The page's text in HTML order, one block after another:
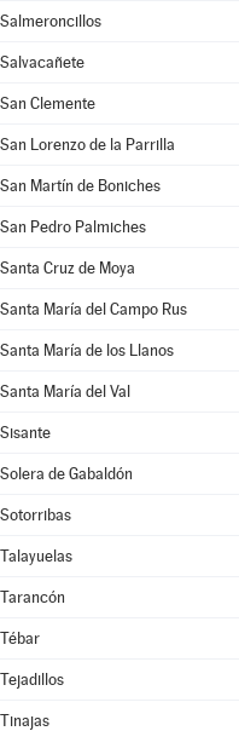
Salmeroncillos
Salvacañete
San Clemente
San Lorenzo de la Parrilla
San Martín de Boniches
San Pedro Palmiches
Santa Cruz de Moya
Santa María del Campo Rus
Santa María de los Llanos
Santa María del Val
Sisante
Solera de Gabaldón
Sotorribas
Talayuelas
Tarancón
Tébar
Tejadillos
Tinajas